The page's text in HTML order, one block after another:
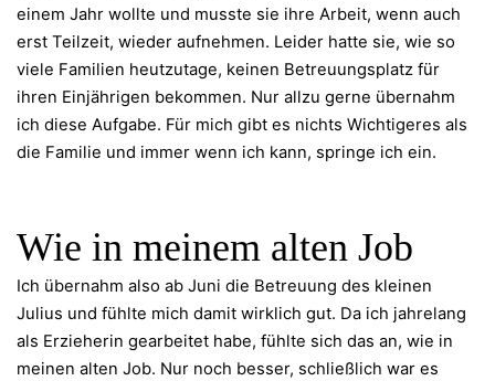
einem Jahr wollte und musste sie ihre Arbeit, wenn auch
erst Teilzeit, wieder aufnehmen. Leider hatte sie, wie so
viele Familien heutzutage, keinen Betreuungsplatz für
ihren Einjährigen bekommen. Nur allzu gerne übernahm
ich diese Aufgabe. Für mich gibt es nichts Wichtigeres als
die Familie und immer wenn ich kann, springe ich ein.
Wie in meinem alten Job
Ich übernahm also ab Juni die Betreuung des kleinen
Julius und fühlte mich damit wirklich gut. Da ich jahrelang
als Erzieherin gearbeitet habe, fühlte sich das an, wie in
meinen alten Job. Nur noch besser, schließlich war es